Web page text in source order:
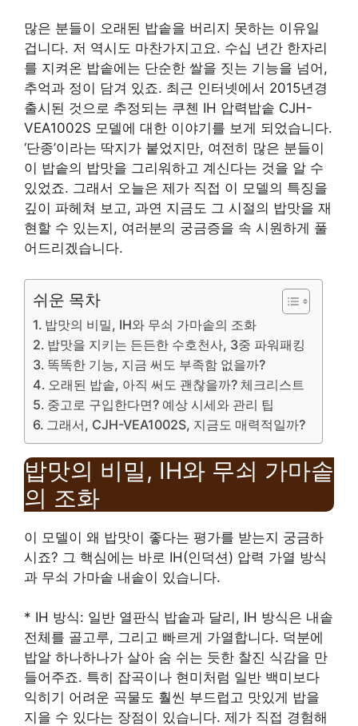
많은 분들이 오래된 밥솥을 버리지 못하는 이유일
겁니다. 저 역시도 마찬가지고요. 수십 년간 한자리
를 지켜온 밥솥에는 단순한 쌀을 짓는 기능을 넘어,
추억과 정이 담겨 있죠. 최근 인터넷에서 2015년경
출시된 것으로 추정되는 쿠첸 IH 압력밥솥 CJH-
VEA1002S 모델에 대한 이야기를 보게 되었습니다.
‘단종’이라는 딱지가 붙었지만, 여전히 많은 분들이
이 밥솥의 밥맛을 그리워하고 계신다는 것을 알 수
있었죠. 그래서 오늘은 제가 직접 이 모델의 특징을
깊이 파헤쳐 보고, 과연 지금도 그 시절의 밥맛을 재
현할 수 있는지, 여러분의 궁금증을 속 시원하게 풀
어드리겠습니다.
쉬운 목차
밥맛의 비밀, IH와 무쇠 가마솥의 조화
밥맛을 지키는 든든한 수호천사, 3중 파워패킹
똑똑한 기능, 지금 써도 부족함 없을까?
오래된 밥솥, 아직 써도 괜찮을까? 체크리스트
중고로 구입한다면? 예상 시세와 관리 팁
그래서, CJH-VEA1002S, 지금도 매력적일까?
밥맛의 비밀, IH와 무쇠 가마솥
의 조화
이 모델이 왜 밥맛이 좋다는 평가를 받는지 궁금하
시죠? 그 핵심에는 바로 IH(인덕션) 압력 가열 방식
과 무쇠 가마솥 내솥이 있습니다.
* IH 방식: 일반 열판식 밥솥과 달리, IH 방식은 내솥
전체를 골고루, 그리고 빠르게 가열합니다. 덕분에
밥알 하나하나가 살아 숨 쉬는 듯한 찰진 식감을 만
들어주죠. 특히 잡곡이나 현미처럼 일반 백미보다
익히기 어려운 곡물도 훨씬 부드럽고 맛있게 밥을
지을 수 있다는 장점이 있습니다. 제가 직접 경험해